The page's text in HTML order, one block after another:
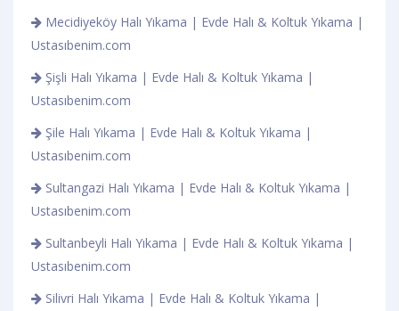
Mecidiyeköy Halı Yıkama | Evde Halı & Koltuk Yıkama |
Ustasıbenim.com
Şişli Halı Yıkama | Evde Halı & Koltuk Yıkama |
Ustasıbenim.com
Şile Halı Yıkama | Evde Halı & Koltuk Yıkama |
Ustasıbenim.com
Sultangazi Halı Yıkama | Evde Halı & Koltuk Yıkama |
Ustasıbenim.com
Sultanbeyli Halı Yıkama | Evde Halı & Koltuk Yıkama |
Ustasıbenim.com
Silivri Halı Yıkama | Evde Halı & Koltuk Yıkama |